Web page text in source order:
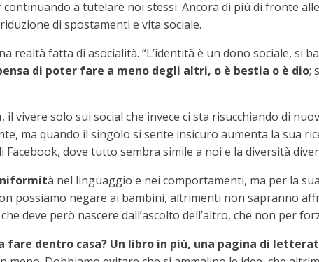
a tutelare noi stessi. Ancora di più di fronte
di spostamenti e vita sociale.
realtà fatta di asocialità. “L’identità è un dono sociale, si
di poter fare a meno degli altri, o è bestia o è dio;
, il vivere solo sui social che invece ci sta risucchiando di
ma quando il singolo si sente insicuro aumenta la sua
Facebook, dove tutto sembra simile a noi e la diversità
à nel linguaggio e nei comportamenti, ma per la
possiamo negare ai bambini, altrimenti non sapranno
deve però nascere dall’ascolto dell’altro, che non per
fare dentro casa? Un libro in più, una pagina di